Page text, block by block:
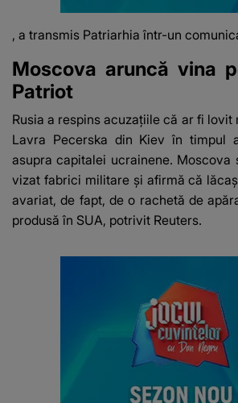
, a transmis Patriarhia într-un
Moscova aruncă vina
Patriot
Rusia a respins acuzațiile că ar fi
Lavra Pecerska din Kiev în timpul
asupra capitalei ucrainene. Moscova
vizat fabrici militare și afirmă că
avariat, de fapt, de o rachetă de
produsă în SUA, potrivit Reuters.